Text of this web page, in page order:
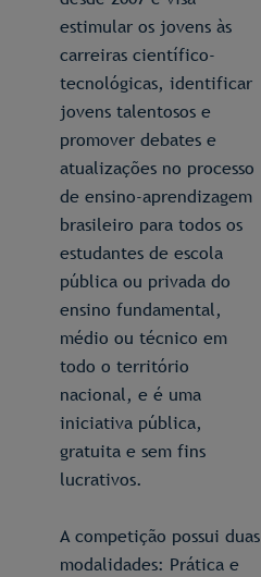
estimular os jovens às
carreiras científico-
tecnológicas, identificar
jovens talentosos e
promover debates e
atualizações no processo
de ensino-aprendizagem
brasileiro para todos os
estudantes de escola
pública ou privada do
ensino fundamental,
médio ou técnico em
todo o território
nacional, e é uma
iniciativa pública,
gratuita e sem fins
lucrativos.
A competição possui duas
modalidades: Prática e